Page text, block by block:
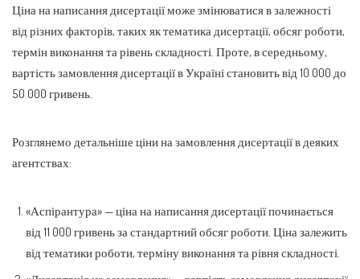
Ціна на написання дисертації може змінюватися в залежності
від різних факторів, таких як тематика дисертації, обсяг роботи,
термін виконання та рівень складності. Проте, в середньому,
вартість замовлення дисертації в Україні становить від 10 000 до
50 000 гривень.
Розглянемо детальніше ціни на замовлення дисертації в деяких
агентствах:
«Аспірантура» — ціна на написання дисертації починається
від 11 000 гривень за стандартний обсяг роботи. Ціна залежить
від тематики роботи, терміну виконання та рівня складності.